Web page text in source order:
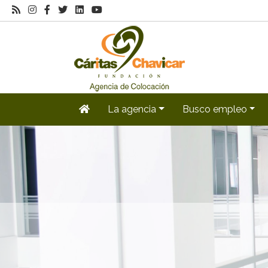
La agencia Busco empleo